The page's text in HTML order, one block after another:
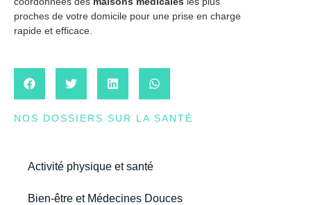
proches de votre domicile pour une prise en charge
rapide et efficace.
NOS DOSSIERS SUR LA SANTÉ
Activité physique et santé
Bien-être et Médecines Douces